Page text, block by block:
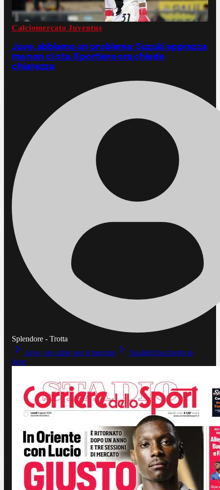
Calciomercato Juventus
Juve, abbiamo un problema: Suzuki apprezza
ma non ci sta. Il portiere ora chiede
chiarezza
Splendore - Trotta
Juve, ore calde per il mercato
Spalletti bacchetta la
Juve